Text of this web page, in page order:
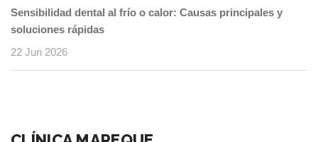
Sensibilidad dental al frío o calor: Causas principales y
soluciones rápidas
22 Jun 2026